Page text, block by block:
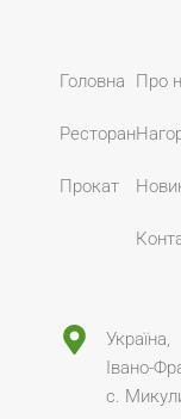
Головна
Ресторан
Прокат
Про
Україна,
Івано-
с.